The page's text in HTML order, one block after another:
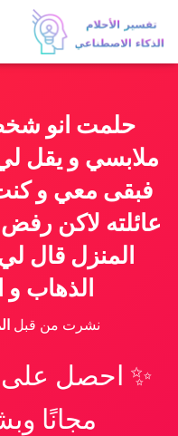
حلمت انو
ملابسي و يقل
فبقى معي و
عائلته لاكن
المنزل قال
الذهاب
نشرت من قبل
✨ احصل على
مجانًا